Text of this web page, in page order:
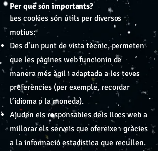
Per què són importants?
Les cookies són útils per diversos
motius:
Des d’un punt de vista tècnic, permeten
que les pàgines web funcionin de
manera més àgil i adaptada a les teves
preferències (per exemple, recordar
l’idioma o la moneda).
Ajuden els responsables dels llocs web a
millorar els serveis que ofereixen gràcies
a la informació estadística que recullen.